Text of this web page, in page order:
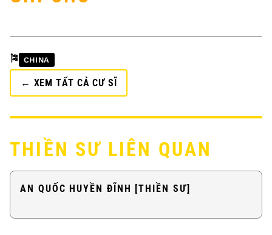
🎏 CHINA
← XEM TẤT CẢ CƯ SĨ
THIỀN SƯ LIÊN QUAN
AN QUỐC HUYỀN ĐĨNH [THIỀN SƯ]